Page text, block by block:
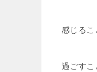
感じる
過ごすこ